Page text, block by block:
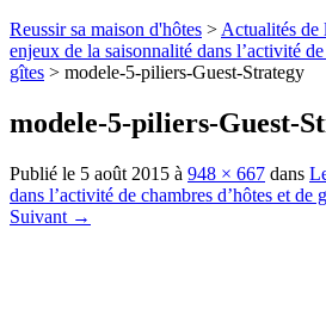
Reussir sa maison d'hôtes > Actualités de
enjeux de la saisonnalité dans l’activité
gîtes > modele-5-piliers-Guest-Strategy
modele-5-piliers-Guest-
Publié le 5 août 2015 à 948 × 667 dans
dans l’activité de chambres d’hôtes et de
Suivant →